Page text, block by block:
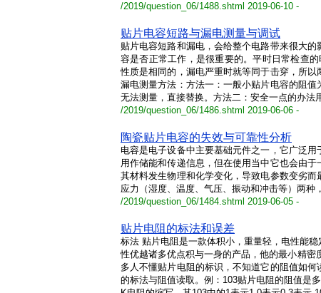
/2019/question_06/1488.shtml 2019-06-10 -
贴片电容短路与漏电测量与调试
贴片电容短路和漏电，会给整个电路带来很大
容是否正常工作，是很重要的。平时日常检查
性质是相同的，漏电严重时就等同于击穿，所
漏电测量方法：方法一：一般小贴片电容的阻
无法测量，直接替换。方法二：安全一点的办法
/2019/question_06/1486.shtml 2019-06-06 -
陶瓷贴片电容的失效与可靠性分析
电容是电子设备中主要基础元件之一，它广泛
用作储能和传递信息，但在使用当中它也会由
其材料发生物理和化学变化，导致电参数变劣
应力（湿度、温度、气压、振动和冲击等）两种
/2019/question_06/1484.shtml 2019-06-05 -
贴片电阻的标法和误差
标法 贴片电阻是一款体积小，重量轻，电性能
性优越诸多优点积与一身的产品，他的最小精
多人不懂贴片电阻的标识，不知道它的阻值如
的标法与阻值读取。例：103贴片电阻的阻值是